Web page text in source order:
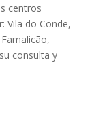
centros
Vila do Conde,
consulta y